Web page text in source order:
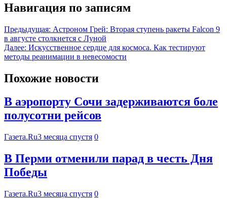
Навигация по записям
Предыдущая: Астроном Грей: Вторая ступень ракеты Falcon 9
в августе столкнется с Луной
Далее: Искусственное сердце для космоса. Как тестируют
методы реанимации в невесомости
Похожие новости
В аэропорту Сочи задерживаются боле
полусотни рейсов
Газета.Ru3 месяца спустя 0
В Перми отменили парад в честь Дня
Победы
Газета.Ru3 месяца спустя 0